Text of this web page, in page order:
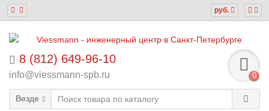
руб.
8 (812) 649-96-10
info@viessmann-spb.ru 0
Везде